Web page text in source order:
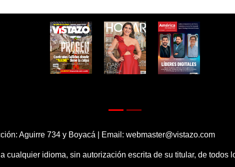
Aguirre 734 y Boyacá | Email: webmaster@vistazo.com
cualquier idioma, sin autorización escrita de su titular, de todos